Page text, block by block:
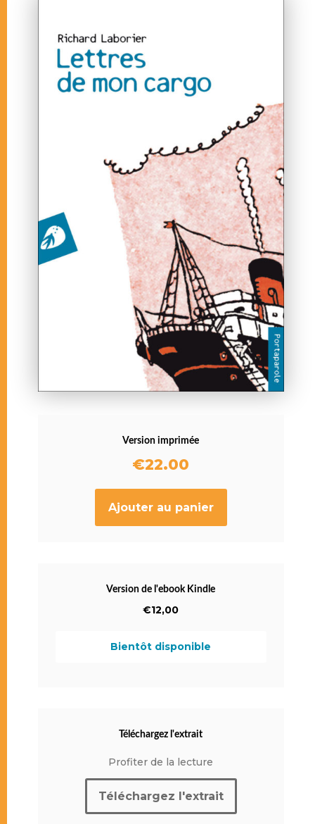
Version imprimée
€22.00
Ajouter au panier
Version de l'ebook Kindle
€12,00
Bientôt disponible
Téléchargez l'extrait
Profiter de la lecture
Téléchargez l'extrait